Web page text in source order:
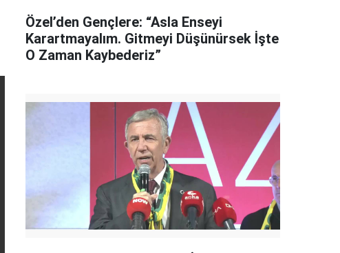
Özel’den Gençlere: “Asla Enseyi
Karartmayalım. Gitmeyi Düşünürsek İşte
O Zaman Kaybederiz”